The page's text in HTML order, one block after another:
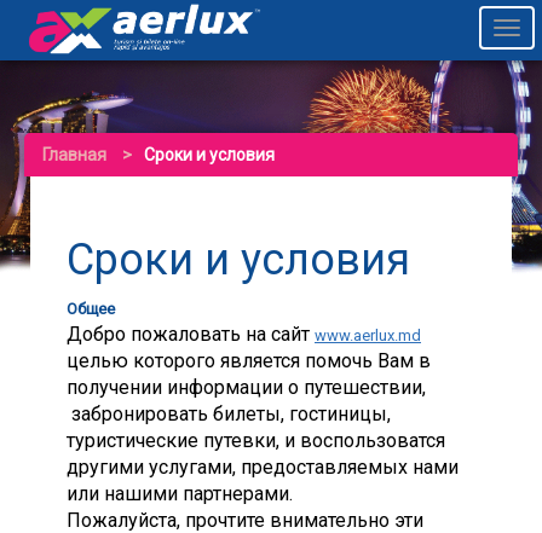
Главная Сроки и условия
Сроки и условия
Общее
Добро пожаловать на сайт www.aerlux.md
целью которого является помочь Вам в
получении информации о путешествии,
забронировать билеты, гостиницы,
туристические путевки, и воспользоватся
другими услугами, предоставляемых нами
или нашими партнерами.
Пожалуйста, прочтите внимательно эти